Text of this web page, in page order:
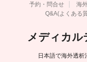
予約・問合せ
海
Q&A(よくある
メディカル
日本語で海外透